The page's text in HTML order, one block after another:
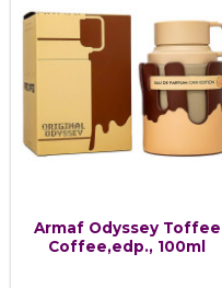
Armaf Odyssey Toffee
Coffee,edp., 100ml